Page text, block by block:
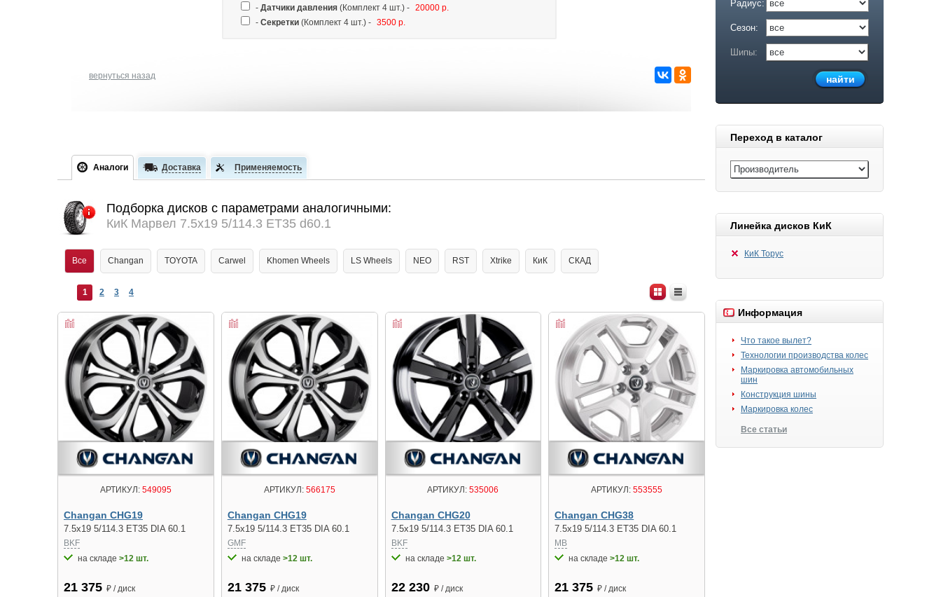
Радиус:
Сезон:
Шипы:
Переход в каталог
Линейка дисков КиК
КиК Торус
Информация
Что такое вылет?
Технологии производства колес
Маркировка автомобильных
шин
Конструкция шины
Маркировка колес
Все статьи
- Датчики давления (Комплект 4 шт.) - 20000 р.
- Секретки (Комплект 4 шт.) - 3500 р.
вернуться назад
Аналоги Доставка Применяемость
Подборка дисков с параметрами аналогичными:
КиК Марвел 7.5x19 5/114.3 ET35 d60.1
Все Changan TOYOTA Carwel Khomen Wheels LS Wheels NEO RST Xtrike КиК СКАД
1 2 3 4
АРТИКУЛ:549095
Changan CHG19
7.5x19 5/114.3 ET35 DIA 60.1
BKF
на складе >12 шт.
21 375 ₽ / диск
АРТИКУЛ:566175
Changan CHG19
7.5x19 5/114.3 ET35 DIA 60.1
GMF
на складе >12 шт.
21 375 ₽ / диск
АРТИКУЛ: 535006
Changan CHG20
7.5x19 5/114.3 ET35 DIA 60.1
BKF
на складе >12 шт.
22 230 ₽ / диск
АРТИКУЛ: 553555
Changan CHG38
7.5x19 5/114.3 ET35 DIA 60.1
MB
на складе>12 шт.
21 375 ₽ / диск